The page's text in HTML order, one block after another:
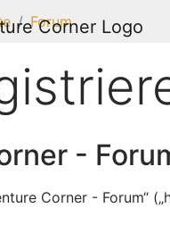
Forum
-
Corner - Forum“